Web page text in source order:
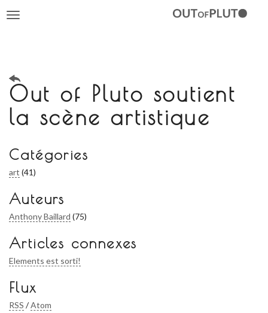
Toggle
Out of Pluto soutient
la scène artistique
Catégories
art (41)
Auteurs
Anthony Baillard (75)
Articles connexes
Elements est sorti!
Flux
RSS /Atom